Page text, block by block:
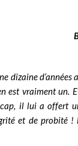
dizaine
est vraiment un.
il lui a offert
et de probité